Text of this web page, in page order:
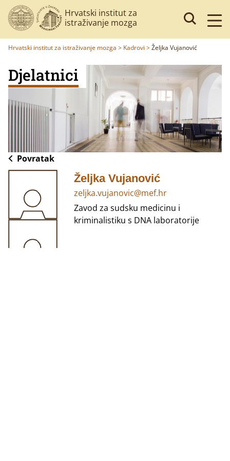
Hrvatski institut za
istraživanje mozga
Hrvatski institut za istraživanje mozga > Kadrovi >Željka Vujanović
Djelatnici
Povratak
Željka Vujanović
zeljka.vujanovic@mef.hr
Zavod za sudsku medicinu i
kriminalistiku s DNA laboratorije